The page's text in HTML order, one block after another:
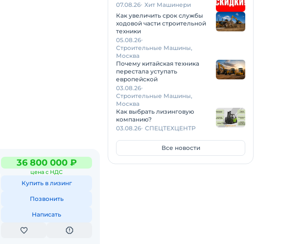
36 800 000 ₽
цена с НДС
Купить в лизинг
Позвонить
Написать
07.08.26 Хит Машинери
Как увеличить срок службы
ходовой части строительной
техники
05.08.26
Строительные Машины,
Москва
Почему китайская техника
перестала уступать
европейской
03.08.26
Строительные Машины,
Москва
Как выбрать лизинговую
компанию?
03.08.26 СПЕЦТЕХЦЕНТР
Все новости